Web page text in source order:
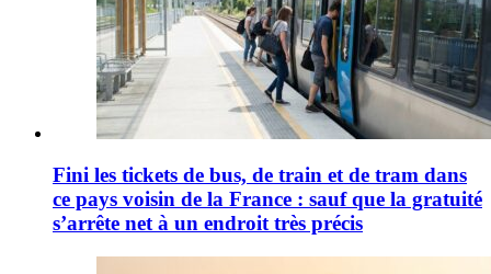
Fini les tickets de bus, de train et de tram dans
ce pays voisin de la France : sauf que la gratuité
s’arrête net à un endroit très précis